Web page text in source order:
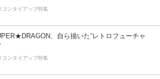
コンタイアップ特集
、自ら描いた”レトロフューチャ
コンタイアップ特集